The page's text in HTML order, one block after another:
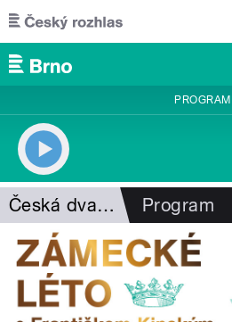
Přejít k hlavnímu obsahu
PROGRAM
Česká dvanáctka Program